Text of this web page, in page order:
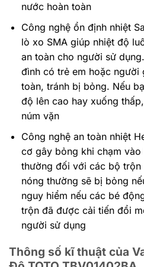
nước hoàn toàn
Công nghệ ổn định nhiệt
lò xo SMA giúp nhiệt độ
an toàn cho người sử
đình có trẻ em hoặc người
toàn, tránh bị bỏng. Nếu
độ lên cao hay xuống
núm vặn
Công nghệ an toàn nhiệt
cơ gây bỏng khi chạm
thường đối với các bộ trộn
nóng thường sẽ bị bỏng
nguy hiểm nếu các bé
trộn đã được cải tiến đổi
người sử dụng
Thông số kĩ thuật của